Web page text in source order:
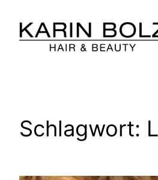
Inhalt
springen
Schlagwort: